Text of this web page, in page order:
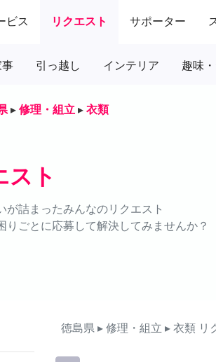
ビス リクエスト サポーター
引っ越し インテリア 趣味
▸ 修理・組立 ▸ 衣類
スト
が詰まったみんなのリクエスト
りごとに応募して解決してみませんか？
徳島県 ▸ 修理・組立 ▸ 衣類 リ